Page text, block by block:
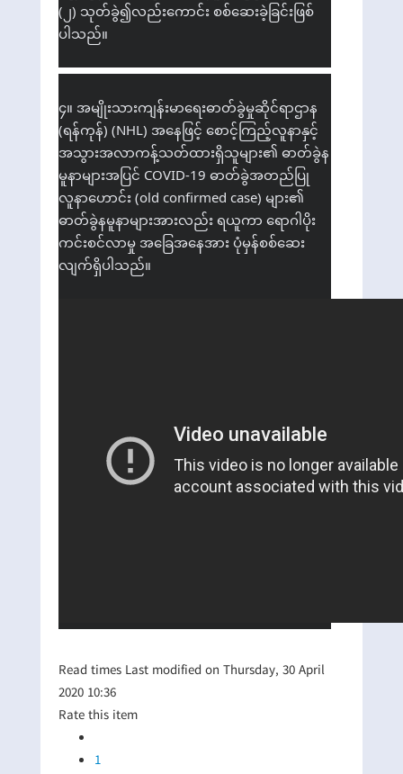
(၂) သုတ်ခွဲ၍လည်းကောင်း စစ်ဆေးခဲ့ခြင်းဖြစ်
ပါသည်။
၄။ အမျိုးသားကျန်းမာရေးဓာတ်ခွဲမှုဆိုင်ရာဌာန
(ရန်ကုန်) (NHL) အနေဖြင့် စောင့်ကြည့်လူနာနှင့်
အသွားအလာကန့်သတ်ထားရှိသူများ၏ ဓာတ်ခွဲန
မူနာများအပြင် COVID-19 ဓာတ်ခွဲအတည်ပြု
လူနာဟောင်း (old confirmed case) များ၏
ဓာတ်ခွဲနမူနာများအားလည်း ရယူကာ ရောဂါပိုး
ကင်းစင်လာမှု အခြေအနေအား ပုံမှန်စစ်ဆေး
လျက်ရှိပါသည်။
ReadtimesLast modified on Thursday, 30 April
2020 10:36
Rate this item
1